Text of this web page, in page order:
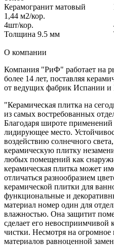
Керамогранит матовый
1,44 м2/кор.
4шт/кор.
Толщина 9.5 мм
О компании
Компания "РиФ" работает на
более 14 лет, поставляя
от ведущих фабрик Испании и
"Керамическая плитка на
из самых востребованных
Благодаря широте
лидирующее место.
воздействию солнечного
керамическую плитку
любых помещений как
керамическая плитка может
отличаться разнообразием
керамической плитки для
функциональные и
материал номер один для
влажностью. Она защитит
сделает его невосприимчивой
чистки. Несмотря на огромное
материалов равноценной